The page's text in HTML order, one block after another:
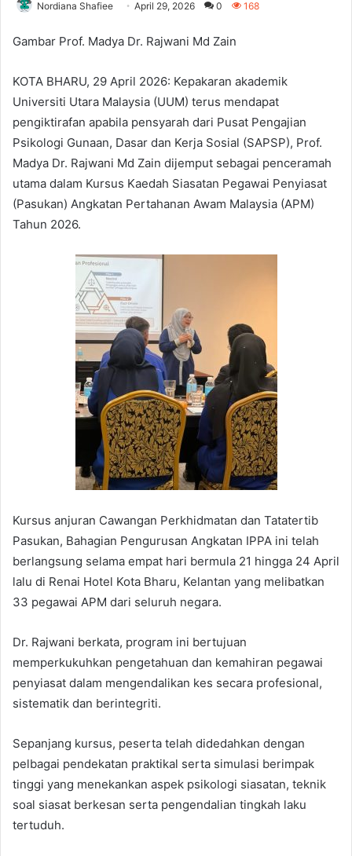
Nordiana Shafiee April 29, 2026 0 168
Gambar Prof. Madya Dr. Rajwani Md Zain
KOTA BHARU, 29 April 2026: Kepakaran akademik
Universiti Utara Malaysia (UUM) terus mendapat
pengiktirafan apabila pensyarah dari Pusat Pengajian
Psikologi Gunaan, Dasar dan Kerja Sosial (SAPSP), Prof.
Madya Dr. Rajwani Md Zain dijemput sebagai penceramah
utama dalam Kursus Kaedah Siasatan Pegawai Penyiasat
(Pasukan) Angkatan Pertahanan Awam Malaysia (APM)
Tahun 2026.
Kursus anjuran Cawangan Perkhidmatan dan Tatatertib
Pasukan, Bahagian Pengurusan Angkatan IPPA ini telah
berlangsung selama empat hari bermula 21 hingga 24 April
lalu di Renai Hotel Kota Bharu, Kelantan yang melibatkan
33 pegawai APM dari seluruh negara.
Dr. Rajwani berkata, program ini bertujuan
memperkukuhkan pengetahuan dan kemahiran pegawai
penyiasat dalam mengendalikan kes secara profesional,
sistematik dan berintegriti.
Sepanjang kursus, peserta telah didedahkan dengan
pelbagai pendekatan praktikal serta simulasi berimpak
tinggi yang menekankan aspek psikologi siasatan, teknik
soal siasat berkesan serta pengendalian tingkah laku
tertuduh.